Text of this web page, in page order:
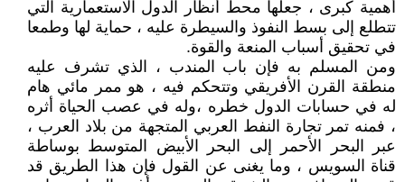
أهمية كبرى ، جعلها محط أنظار الدول الاستعمارية التي
تتطلع إلى بسط النفوذ والسيطرة عليه ، حماية لها وطمعا
في تحقيق أسباب المنعة والقوة.
ومن المسلم به فإن باب المندب ، الذي تشرف عليه
منطقة القرن الأفريقي وتتحكم فيه ، هو ممر مائي هام
له في حسابات الدول خطره ،وله في عصب الحياة أثره
، فمنه تمر تجارة النفط العربي المتجهة من بلاد العرب ،
عبر البحر الأحمر إلى البحر الأبيض المتوسط بوساطة
قناة السويس ، وما يغنى عن القول فإن هذا الطريق قد